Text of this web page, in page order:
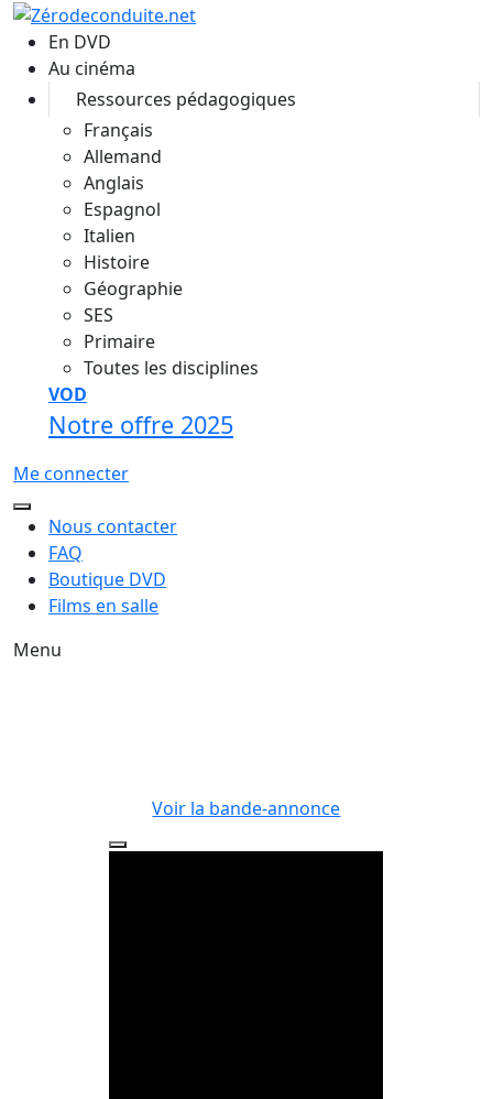
Aller au contenu principal
En DVD
Au cinéma
Ressources pédagogiques
Français
Allemand
Anglais
Espagnol
Italien
Histoire
Géographie
SES
Primaire
Toutes les disciplines
VOD
Notre offre 2025
Me connecter
Nous contacter
FAQ
Boutique DVD
Films en salle
Menu
Voir la bande-annonce